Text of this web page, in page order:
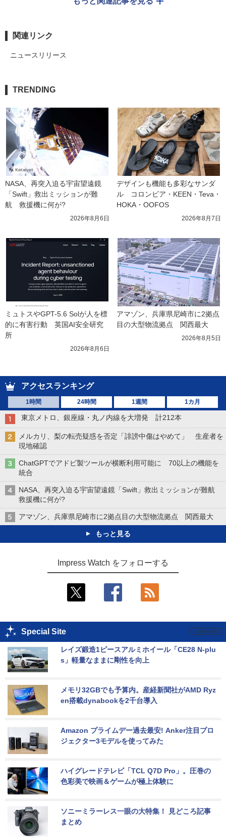
関連リンク
ニュースリリース
TRENDING
NASA、再突入迫る宇宙望遠鏡
「Swift」救出ミッションが難
航　救援機に何が?
2026年8月6日
デザインも機能も多彩なサンダ
ル　コロンビア・KEEN・Teva・
HOKA・OOFOS
2026年8月7日
ミュトスやGPT-5.6 Solが人を標
的に有害行動　英国AI安全研究
所
2026年8月6日
アマゾン、兵庫県尼崎市に2拠点
目の大型物流拠点　関西最大
2026年8月5日
アクセスランキング
1時間 24時間 1週間 1カ月
東京メトロ、銀座線・丸ノ内線を大増発 計212本
メルカリ、梨の転売疑惑を否定「誹謗中傷はやめて」 生産者を
現地確認
ChatGPTでアドビ製ツールが横断利用可能に 70以上の機能を
統合
NASA、再突入迫る宇宙望遠鏡「Swift」救出ミッションが難航
救援機に何が?
アマゾン、兵庫県尼崎市に2拠点目の大型物流拠点 関西最大
もっと見る
Impress Watch をフォローする
Special Site
レイズ鍛造1ピースアルミホイール「CE28 N-plu
s」軽量なままに剛性を向上
メモリ32GBでも予算内。産経新聞社がAMD Ryz
en搭載dynabookを2千台導入
Amazon プライムデー過去最安! Anker注目プロ
ジェクター3モデルを使ってみた
ハイグレードテレビ「TCL Q7D Pro」。圧巻の
色彩美で映画＆ゲームが極上体験に
ソニーミラーレス一眼の大特集！ 見どころ記事
まとめ